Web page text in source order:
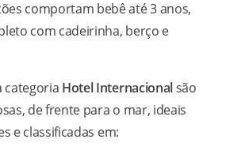
comportam bebê até 3 anos,
com cadeirinha, berço e
categoria Hotel Internacionalsão
de frente para o mar, ideais
e classificadas em: